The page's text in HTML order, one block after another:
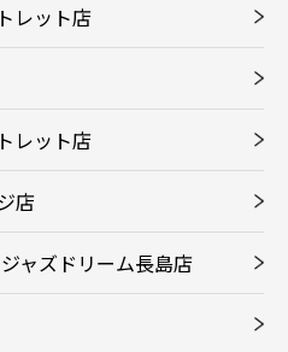
レット店
レット店
店
ャズドリーム長島店